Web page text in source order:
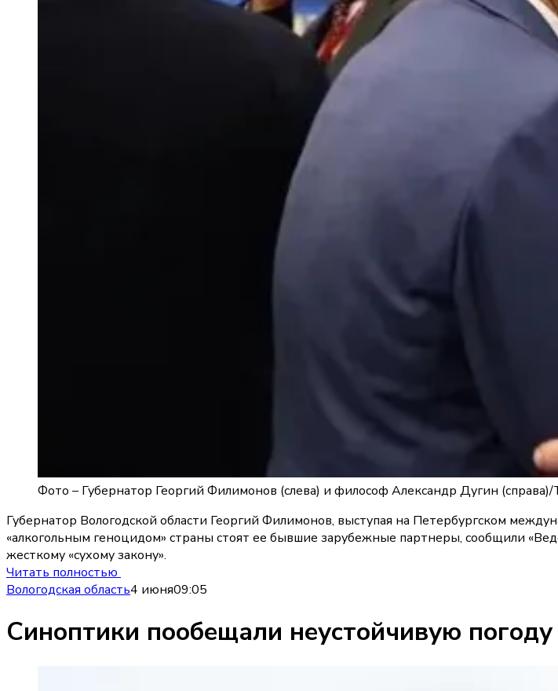
Фото – Губернатор Георгий Филимонов (слева) и философ Александр Дугин (справа)/
Губернатор Вологодской области Георгий Филимонов, выступая на Петербургском
«алкогольным геноцидом» страны стоят ее бывшие зарубежные партнеры, сообщили
жесткому «сухому закону».
Читать полностью
Вологодская область4 июня09:05
Синоптики пообещали неустойчивую